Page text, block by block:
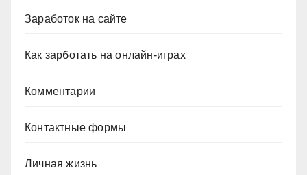
Заработок на сайте
Как зарботать на онлайн-играх
Комментарии
Контактные формы
Личная жизнь